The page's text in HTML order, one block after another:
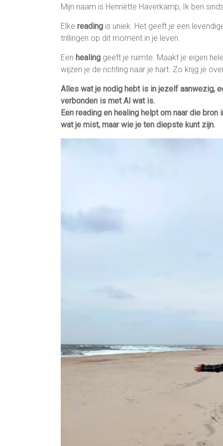
Mijn naam is Henriëtte Haverkamp, Ik ben
Elke reading is uniek. Het geeft je een
trillingen op dit moment in je leven.
Een healing geeft je ruimte. Maakt je eigen
wijzen je de richting naar je hart. Zo krijg je
Alles wat je nodig hebt is in jezelf aanwezig,
verbonden is met Al wat is.
Een reading en healing helpt om naar die
wat je mist, maar wie je ten diepste kunt zijn.